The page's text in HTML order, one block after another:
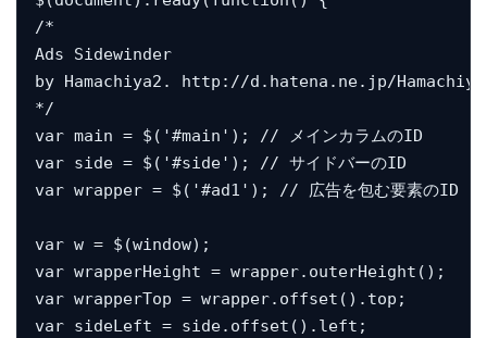
/*
Ads Sidewinder
by Hamachiya2. http://d.hatena.ne.jp/
*/
var main = $('#main'); // メインカラムのID
var side = $('#side'); // サイドバーのID
var wrapper = $('#ad1'); // 広告を包む要素のID
var w = $(window);
var wrapperHeight = wrapper.outerHeight();
var wrapperTop = wrapper.offset().top;
var sideLeft = side.offset().left;